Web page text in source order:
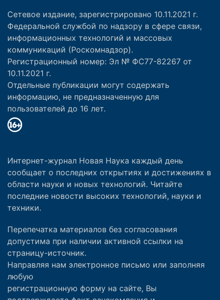
Сетевое издание, зарегистрировано 10.11.2021 г.
Федеральной службой по надзору в сфере связи,
информационных технологий и массовых
коммуникаций (Роскомнадзор).
Регистрационный номер: Эл № ФС77-82267 от
10.11.2021 г.
Отдельные публикации могут содержать
информацию, не предназначенную для
пользователей до 16 лет.
Интернет-журнал Новая Наука каждый день
сообщает о последних открытиях и достижениях в
области науки и новых технологий. Читайте
последние новости высоких технологий, науки и
техники.
Перепечатка материалов без согласования
допустима при наличии активной ссылки на
страницу-источник.
Направляя нам электронное письмо или заполняя
любую
регистрационную форму на сайте, Вы